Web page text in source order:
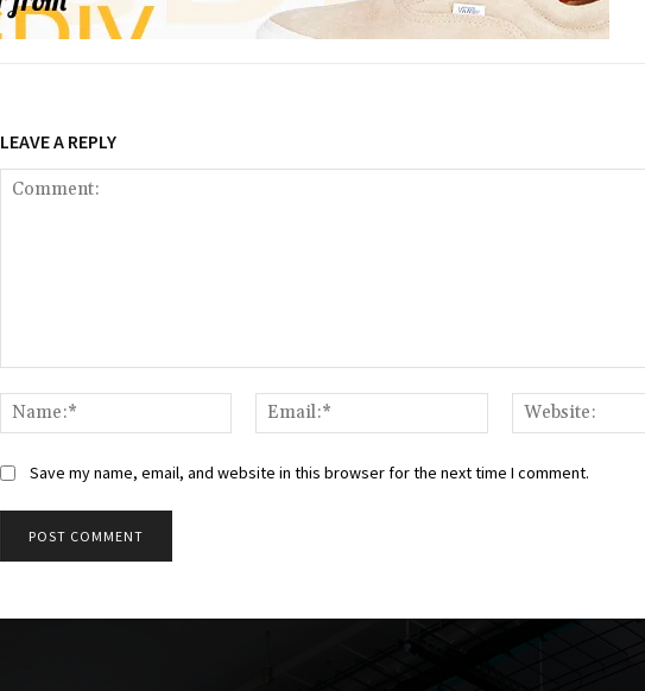
LEAVE A REPLY
Name:*
Email:*
Save my name, email, and website in this browser for the next time I comment.